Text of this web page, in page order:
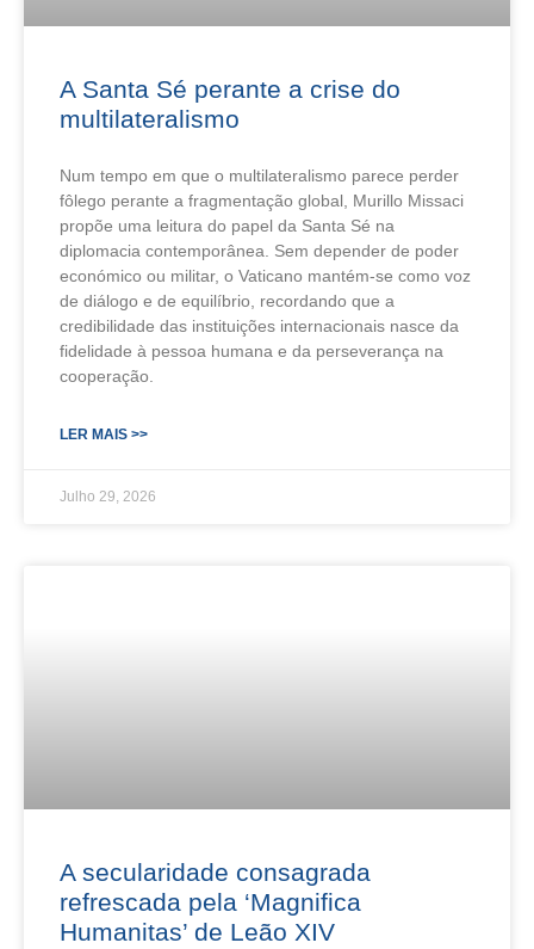
A Santa Sé perante a crise do
multilateralismo
Num tempo em que o multilateralismo parece perder
fôlego perante a fragmentação global, Murillo Missaci
propõe uma leitura do papel da Santa Sé na
diplomacia contemporânea. Sem depender de poder
económico ou militar, o Vaticano mantém-se como voz
de diálogo e de equilíbrio, recordando que a
credibilidade das instituições internacionais nasce da
fidelidade à pessoa humana e da perseverança na
cooperação.
LER MAIS >>
Julho 29, 2026
A secularidade consagrada
refrescada pela ‘Magnifica
Humanitas’ de Leão XIV